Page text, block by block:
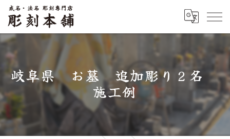
岐阜県 お墓 追加彫り２名
施工例